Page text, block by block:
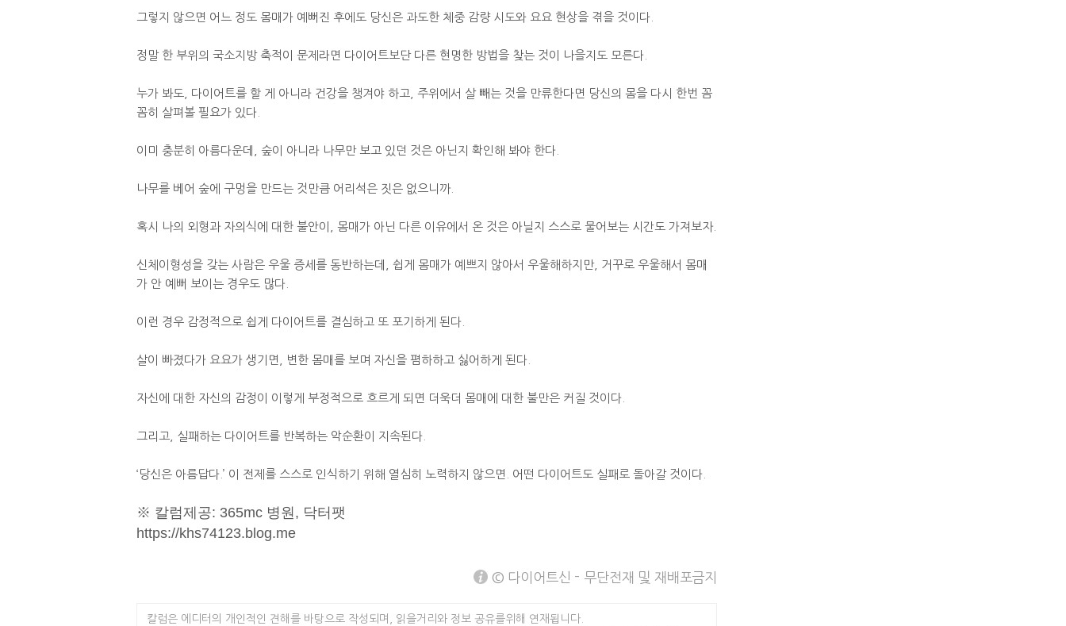
그렇지 않으면 어느 정도 몸매가 예뻐진 후에도 당신은 과도한 체중 감량 시도와 요요 현상을 겪을 것이다.
정말 한 부위의 국소지방 축적이 문제라면 다이어트보단 다른 현명한 방법을 찾는 것이 나을지도 모른다.
누가 봐도, 다이어트를 할 게 아니라 건강을 챙겨야 하고, 주위에서 살 빼는 것을 만류한다면 당신의 몸을 다시 한번 꼼
꼼히 살펴볼 필요가 있다.
이미 충분히 아름다운데, 숲이 아니라 나무만 보고 있던 것은 아닌지 확인해 봐야 한다.
나무를 베어 숲에 구멍을 만드는 것만큼 어리석은 짓은 없으니까.
혹시 나의 외형과 자의식에 대한 불안이, 몸매가 아닌 다른 이유에서 온 것은 아닐지 스스로 물어보는 시간도 가져보자.
신체이형성을 갖는 사람은 우울 증세를 동반하는데, 쉽게 몸매가 예쁘지 않아서 우울해하지만, 거꾸로 우울해서 몸매
가 안 예뻐 보이는 경우도 많다.
이런 경우 감정적으로 쉽게 다이어트를 결심하고 또 포기하게 된다.
살이 빠졌다가 요요가 생기면, 변한 몸매를 보며 자신을 폄하하고 싫어하게 된다.
자신에 대한 자신의 감정이 이렇게 부정적으로 흐르게 되면 더욱더 몸매에 대한 불만은 커질 것이다.
그리고, 실패하는 다이어트를 반복하는 악순환이 지속된다.
‘당신은 아름답다.’ 이 전제를 스스로 인식하기 위해 열심히 노력하지 않으면. 어떤 다이어트도 실패로 돌아갈 것이다.
※ 칼럼제공: 365mc 병원, 닥터팻
https://khs74123.blog.me
© 다이어트신 - 무단전재 및 재배포금지
칼럼은 에디터의 개인적인 견해를 바탕으로 작성되며, 읽을거리와 정보 공유를위해 연재됩니다.